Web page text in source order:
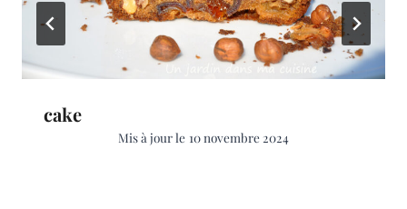
cake
Mis à jour le 10 novembre 2024